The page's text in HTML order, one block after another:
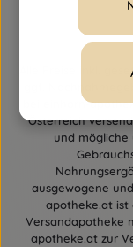
Alle Preise inkl.
bei einhorn-
Österreich
und
ausgewogene
apotheke.at ist
Versandapotheke
apotheke.at zur